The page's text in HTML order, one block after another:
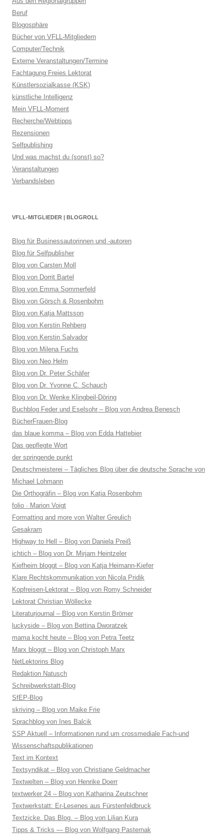
Beruf
Blogosphäre
Bücher von VFLL-Mitgliedern
Computer/Technik
Externe Veranstaltungen/Termine
Fachtagung Freies Lektorat
Künstlersozialkasse (KSK)
künstliche Intelligenz
Mein VFLL-Moment
Recherche/Webtipps
Rezensionen
Selfpublishing
Und was machst du (sonst) so?
Veranstaltungen
Verbandsleben
VFLL-MITGLIEDER | BLOGROLL
Blog für Businessautorinnen und -autoren
Blog für Selfpublisher
Blog von Carsten Moll
Blog von Dorrit Bartel
Blog von Emma Sommerfeld
Blog von Görsch & Rosenbohm
Blog von Katja Mattsson
Blog von Kerstin Rehberg
Blog von Kerstin Salvador
Blog von Milena Fuchs
Blog von Neo Helm
Blog von Dr. Peter Schäfer
Blog von Dr. Yvonne C. Schauch
Blog von Dr. Wenke Klingbeil-Döring
Buchblog Feder und Eselsohr – Blog von Andrea Benesch
BücherFrauen-Blog
das blaue komma – Blog von Edda Hattebier
Das gepflegte Wort
der springende punkt
Deutschmeisterei – Tägliches Blog über die deutsche Sprache von
Michael Lohmann
Die Orthogräfin – Blog von Katja Rosenbohm
folio · Marion Voigt
Formatting and more von Walter Greulich
Gesakram
Highway to Hell – Blog von Daniela Preiß
ichtich – Blog von Dr. Mirjam Heintzeler
Kiefheim bloggt – Blog von Katja Heimann-Kiefer
Klare Rechtskommunikation von Nicola Pridik
Kopfreisen-Lektorat – Blog von Romy Schneider
Lektorat Christian Wöllecke
Literaturjournal – Blog von Kerstin Brömer
luckyside – Blog von Bettina Dworatzek
mama kocht heute – Blog von Petra Teetz
Marx bloggt – Blog von Christoph Marx
NetLektorins Blog
Redaktion Natusch
Schreibwerkstatt-Blog
SfEP-Blog
skriving – Blog von Maike Frie
Sprachblog von Ines Balcik
SSP Aktuell – Informationen rund um crossmediale Fach-und
Wissenschaftspublikationen
Text im Kontext
Textsyndikat – Blog von Christiane Geldmacher
Textwelten – Blog von Henrike Doerr
textwerker 24 – Blog von Katharina Zeutschner
Textwerkstatt: Er-Lesenes aus Fürstenfeldbruck
Textzicke. Das Blog. – Blog von Lilian Kura
Tipps & Tricks — Blog von Wolfgang Pasternak